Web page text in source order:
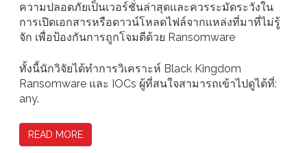
ความปลอดภัยเป็นเวอร์ชั่นล่าสุดและควรระมัดระวังใน
การเปิดเอกสารหรือดาวน์โหลดไฟล์จากเเหล่งที่มาที่ไม่รู้
จัก เพื่อป้องกันการถูกโจมตีด้วย Ransomware
ทั้งนี้นักวิจัยได้ทำการวิเคราะห์ Black Kingdom
Ransomware และ IOCs ผู้ที่สนใจสามารถเข้าไปดูได้ที่:
any.
READ MORE